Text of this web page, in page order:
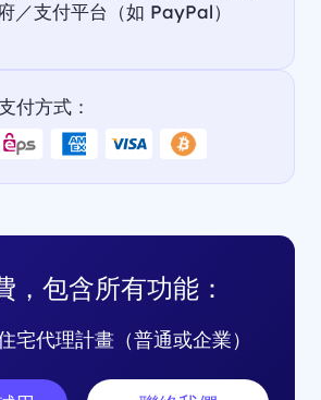
／支付平台（如 PayPal）
付方式：
，包含所有功能：
宅代理計畫（普通或企業）